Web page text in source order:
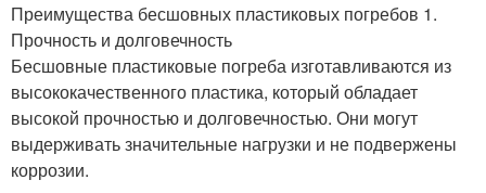
Преимущества бесшовных пластиковых погребов 1.
Прочность и долговечность
Бесшовные пластиковые погреба изготавливаются из
высококачественного пластика, который обладает
высокой прочностью и долговечностью. Они могут
выдерживать значительные нагрузки и не подвержены
коррозии.